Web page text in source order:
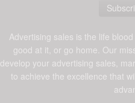
Advertising sales is the life
good at it, or go home. Our
develop your advertising sales,
to achieve the excellence that